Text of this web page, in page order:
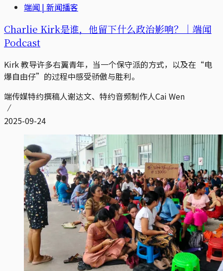
端闻 | 新闻播客
Charlie Kirk是谁，他留下什么政治影响？｜端闻
Podcast
Kirk 教导许多右翼青年，当一个保守派的方式，以及在“电
爆自由仔”的过程中感受骄傲与胜利。
端传媒特约撰稿人谢达文、特约音频制作人Cai Wen
2025-09-24